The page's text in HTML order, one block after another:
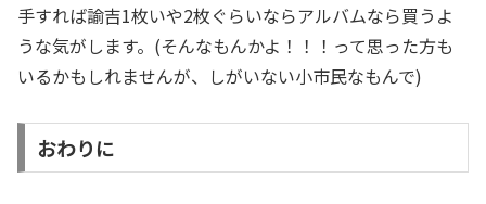
手すれば諭吉1枚いや2枚ぐらいならアルバムなら買うよ
うな気がします。(そんなもんかよ！！！って思った方も
いるかもしれませんが、しがいない小市民なもんで)
おわりに